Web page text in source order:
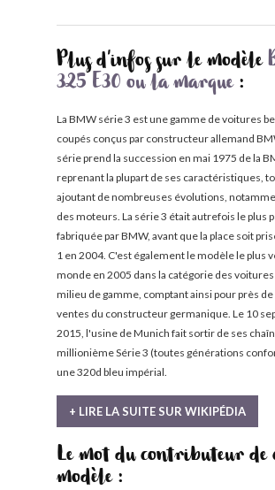
Plus d'infos sur le modèle
325 E30 ou la marque:
La BMW série 3 est une gamme de voitures
coupés conçus par constructeur allemand
série prend la succession en mai 1975 de la
reprenant la plupart de ses caractéristiques,
ajoutant de nombreuses évolutions,
des moteurs. La série 3 était autrefois le plus
fabriquée par BMW, avant que la place soit
1 en 2004. C'est également le modèle le plus
monde en 2005 dans la catégorie des
milieu de gamme, comptant ainsi pour près de
ventes du constructeur germanique. Le 10
2015, l'usine de Munich fait sortir de ses
millionième Série 3 (toutes générations
une 320d bleu impérial.
+ LIRE LA SUITE SUR WIKIPÉDIA
Le mot du contributeur de
modèle :